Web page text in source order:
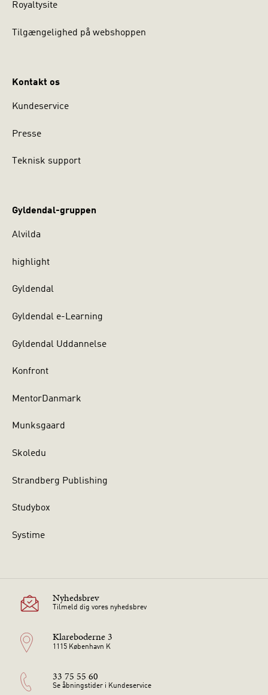
Royaltysite
Tilgængelighed på webshoppen
Kontakt os
Kundeservice
Presse
Teknisk support
Gyldendal-gruppen
Alvilda
highlight
Gyldendal
Gyldendal e-Learning
Gyldendal Uddannelse
Konfront
MentorDanmark
Munksgaard
Skoledu
Strandberg Publishing
Studybox
Systime
Nyhedsbrev
Tilmeld dig vores nyhedsbrev
Klareboderne 3
1115 København K
33 75 55 60
Se åbningstider i Kundeservice